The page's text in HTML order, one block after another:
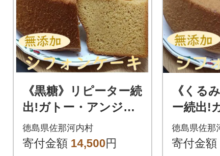
《黒糖》リピーター続
出!ガトー・アンジェ
のふわっふわのシフ
ォンケーキ 1ホール
徳島県佐那河内村
寄付金額 14,500円
《くる
ー続出!
ジェの
シフォ
徳島県佐那
寄付金額